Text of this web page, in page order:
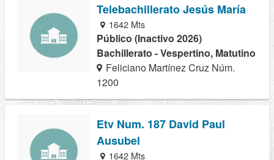
Telebachillerato Jesús María
1642 Mts
Público (Inactivo 2026)
Bachillerato - Vespertino, Matutino
Feliciano Martínez Cruz Núm.
1200
Etv Num. 187 David Paul
Ausubel
1642 Mts